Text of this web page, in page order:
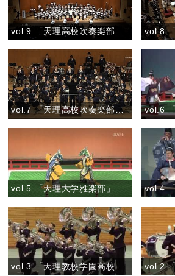
vol.9 「天理高校吹奏楽部」『テレビCMオンパレード Vol.2』
vol.7 「天理高校吹奏楽部」『マーチ 春の道を歩こう』
vol.3 「天理教校学園高校マーチングバンドVIOLET IMPULSE」